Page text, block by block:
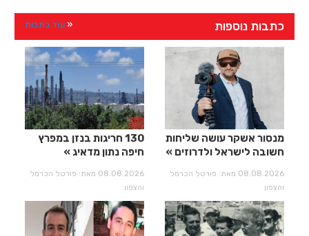
כתבות נוספות עוד כתבות
מנסור אשקר עושה שליחות
חשובה לישראל ולדרוזים
08.08.2026 מאת: פורטל הכרמל
והצפון
130 חריגות בנזן במפרץ
חיפה נתון מדאיג
08.08.2026 מאת: פורטל הכרמל
והצפון